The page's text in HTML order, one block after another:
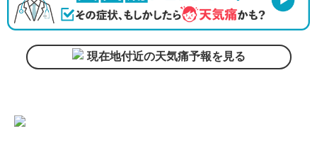
現在地付近の天気痛予報を見る